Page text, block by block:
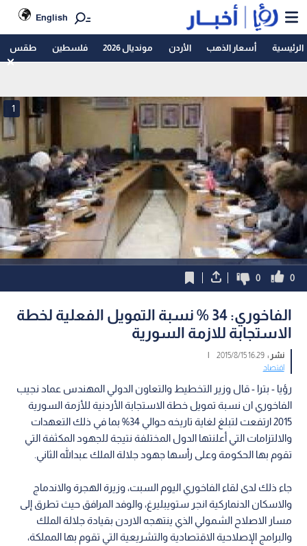
English
الرئيسية أسعار الذهب الأردن مونديال 2026 فلسطين طقس
1
0
0
الفاخوري: 34 % نسبة التمويل الفعلية لخطة
الاستجابة للازمة السورية
نشر :16:29 2015/8/15
|
اقتصاد
رؤيا - بترا - قال وزير التخطيط والتعاون الدولي المهندس عماد نجيب
الفاخوري ان نسبة تمويل خطة الاستجابة الأردنية للأزمة السورية
2015 ارتفعت لتبلغ لغاية تاريخه حوالي 34% بما في ذلك التعهدات
والالتزامات التي أعلنتها الدول المختلفة نتيجة للجهود المكثفة التي
تقوم بها الحكومة وعلى رأسها جهود جلالة الملك عبدالله الثاني.
جاء ذلك لدى لقاء الفاخوري اليوم السبت، وزيرة الهجرة والاندماج
والاسكان الدنماركية انجر ستويبليرغ، والوفد المرافق حيث تطرق إلى
مسار الاصلاح الشمولي الذي ينتهجه الاردن بقيادة جلالة الملك
والبرامج الإصلاحية الاقتصادية والتشريعية التي تقوم بها المملكة،